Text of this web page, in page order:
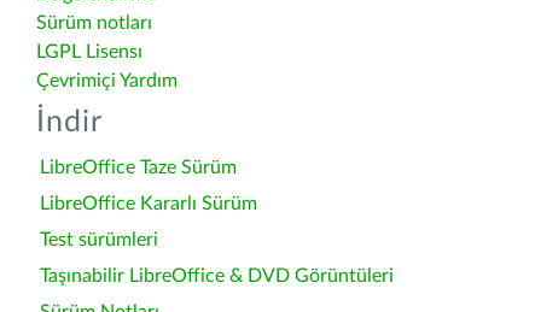
Sürüm notları
LGPL Lisensı
Çevrimiçi Yardım
İndir
LibreOffice Taze Sürüm
LibreOffice Kararlı Sürüm
Test sürümleri
Taşınabilir LibreOffice & DVD Görüntüleri